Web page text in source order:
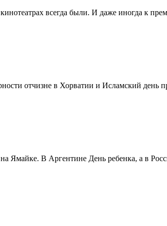
всегда были. И даже иногда к
отчизне в Хорватии и Исламский
Ямайке. В Аргентине День ребенка, а в